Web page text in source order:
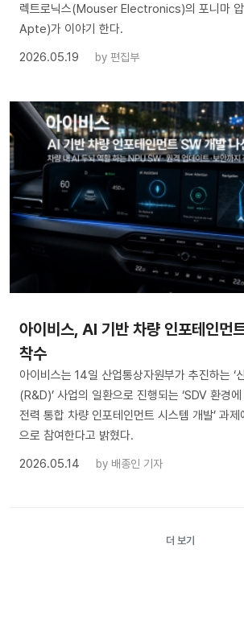
렉트로닉스(Mouser Electronics)의 포니마
Apte)가 이야기 한다.
2026.05.19
by 편집부
아이비스, AI 기반 차량 인포테인먼
착수
아이비스는 14일 산업통상자원부가 추진하는 ‘
(R&D)’ 사업의 일환으로 진행되는 ‘SDV 환경
전력 통합 차량 인포테인먼트 시스템 개발’ 과
으로 참여한다고 밝혔다.
2026.05.14
by 배종인 기자
더 보기